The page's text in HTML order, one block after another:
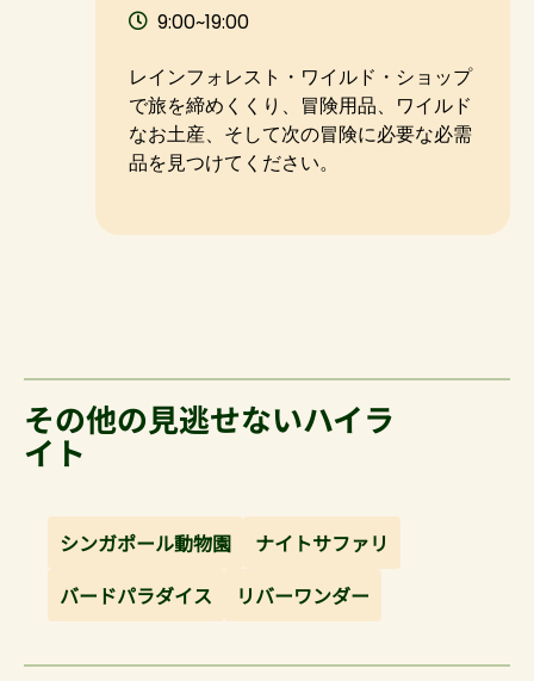
9:00~19:00
レインフォレスト・ワイルド・ショップ
で旅を締めくくり、冒険用品、ワイルド
なお土産、そして次の冒険に必要な必需
品を見つけてください。
その他の見逃せないハイラ
イト
シンガポール動物園
ナイトサファリ
バードパラダイス
リバーワンダー